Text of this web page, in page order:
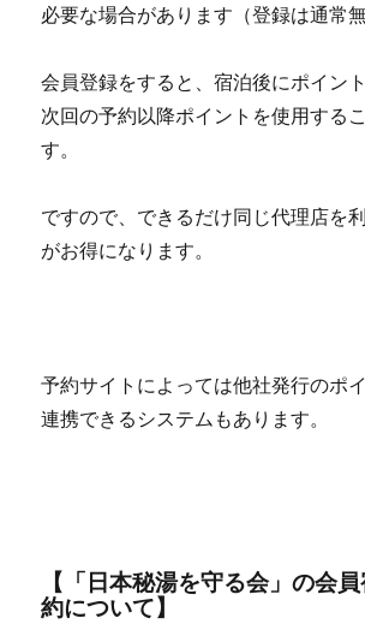
必要な場合があります（登録は通常無
会員登録をすると、宿泊後にポイン
次回の予約以降ポイントを使用する
す。
ですので、できるだけ同じ代理店を
がお得になります。
予約サイトによっては他社発行のポ
連携できるシステムもあります。
【「日本秘湯を守る会」の会
約について】